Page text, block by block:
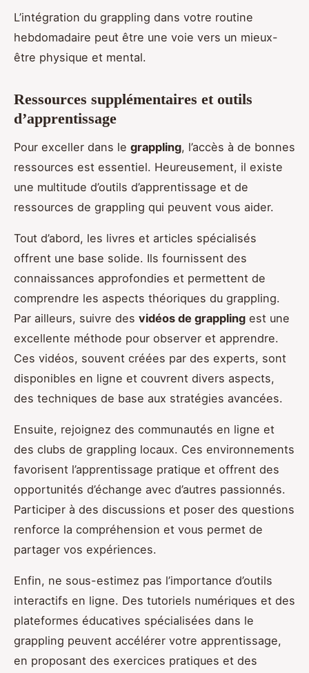
L’intégration du grappling dans votre routine
hebdomadaire peut être une voie vers un mieux-
être physique et mental.
Ressources supplémentaires et outils
d’apprentissage
Pour exceller dans le grappling, l’accès à de bonnes
ressources est essentiel. Heureusement, il existe
une multitude d’outils d’apprentissage et de
ressources de grappling qui peuvent vous aider.
Tout d’abord, les livres et articles spécialisés
offrent une base solide. Ils fournissent des
connaissances approfondies et permettent de
comprendre les aspects théoriques du grappling.
Par ailleurs, suivre des vidéos de grappling est une
excellente méthode pour observer et apprendre.
Ces vidéos, souvent créées par des experts, sont
disponibles en ligne et couvrent divers aspects,
des techniques de base aux stratégies avancées.
Ensuite, rejoignez des communautés en ligne et
des clubs de grappling locaux. Ces environnements
favorisent l’apprentissage pratique et offrent des
opportunités d’échange avec d’autres passionnés.
Participer à des discussions et poser des questions
renforce la compréhension et vous permet de
partager vos expériences.
Enfin, ne sous-estimez pas l’importance d’outils
interactifs en ligne. Des tutoriels numériques et des
plateformes éducatives spécialisées dans le
grappling peuvent accélérer votre apprentissage,
en proposant des exercices pratiques et des